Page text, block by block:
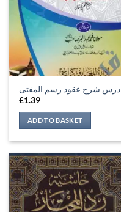
درس شرح عقود رسم المفتی
£1.39
ADD TO BASKET